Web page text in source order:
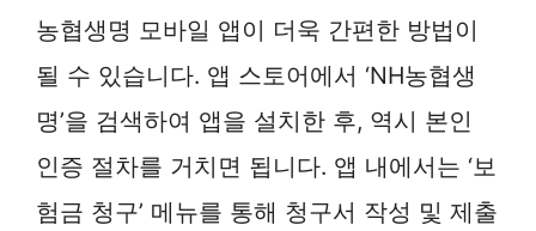
농협생명 모바일 앱이 더욱 간편한 방법이
될 수 있습니다. 앱 스토어에서 ‘NH농협생
명’을 검색하여 앱을 설치한 후, 역시 본인
인증 절차를 거치면 됩니다. 앱 내에서는 ‘보
험금 청구’ 메뉴를 통해 청구서 작성 및 제출